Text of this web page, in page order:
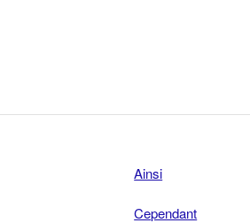
Ainsi
Cependant